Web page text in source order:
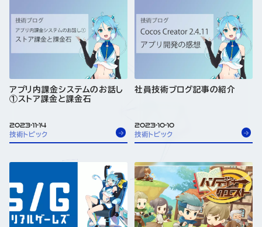
アプリ内課金システムのお話し
①ストア課金と課金石
2023-11-14
技術トピック
社員技術ブログ記事の紹介
2023-10-10
技術トピック